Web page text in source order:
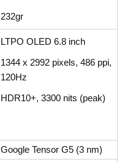
232gr
LTPO OLED 6.8 inch
1344 x 2992 pixels, 486 ppi,
120Hz
HDR10+, 3300 nits (peak)
Google Tensor G5 (3 nm)